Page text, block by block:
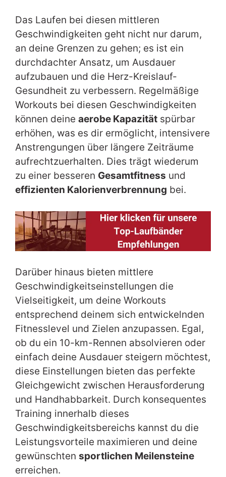
Das Laufen bei diesen mittleren
Geschwindigkeiten geht nicht nur darum,
an deine Grenzen zu gehen; es ist ein
durchdachter Ansatz, um Ausdauer
aufzubauen und die Herz-Kreislauf-
Gesundheit zu verbessern. Regelmäßige
Workouts bei diesen Geschwindigkeiten
können deine aerobe Kapazität spürbar
erhöhen, was es dir ermöglicht, intensivere
Anstrengungen über längere Zeiträume
aufrechtzuerhalten. Dies trägt wiederum
zu einer besseren Gesamtfitness und
effizienten Kalorienverbrennung bei.
Darüber hinaus bieten mittlere
Geschwindigkeitseinstellungen die
Vielseitigkeit, um deine Workouts
entsprechend deinem sich entwickelnden
Fitnesslevel und Zielen anzupassen. Egal,
ob du ein 10-km-Rennen absolvieren oder
einfach deine Ausdauer steigern möchtest,
diese Einstellungen bieten das perfekte
Gleichgewicht zwischen Herausforderung
und Handhabbarkeit. Durch konsequentes
Training innerhalb dieses
Geschwindigkeitsbereichs kannst du die
Leistungsvorteile maximieren und deine
gewünschten sportlichen Meilensteine
erreichen.